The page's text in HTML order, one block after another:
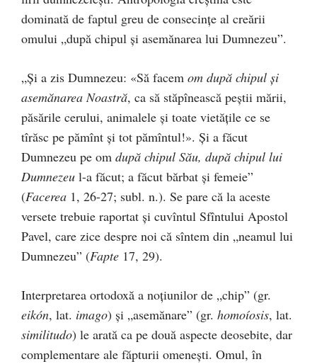
dominată de faptul greu de consecințe al creării
omului „după chipul și asemănarea lui Dumnezeu”.
„Și a zis Dumnezeu: «Să facem om după chipul și
asemănarea Noastră, ca să stăpînească peștii mării,
păsările cerului, animalele și toate vietățile ce se
tîrăsc pe pămînt și tot pămîntul!». Și a făcut
Dumnezeu pe om după chipul Său, după chipul lui
Dumnezeu l-a făcut; a făcut bărbat și femeie”
(Facerea 1, 26-27; subl. n.). Se pare că la aceste
versete trebuie raportat și cuvîntul Sfîntului Apostol
Pavel, care zice despre noi că sîntem din „neamul lui
Dumnezeu” (Fapte 17, 29).
Interpretarea ortodoxă a noțiunilor de „chip” (gr.
eikón, lat. imago) și „asemănare” (gr. homoíosis, lat.
similitudo) le arată ca pe două aspecte deosebite, dar
complementare ale făpturii omenești. Omul, în